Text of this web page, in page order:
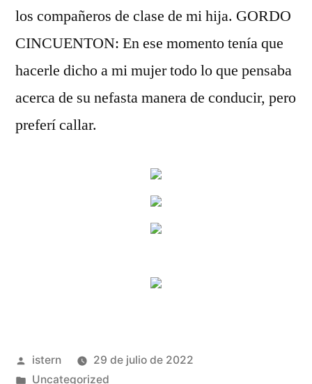
los compañeros de clase de mi hija. GORDO
CINCUENTON: En ese momento tenía que
hacerle dicho a mi mujer todo lo que pensaba
acerca de su nefasta manera de conducir, pero
preferí callar.
Publicado
por
istern
29 de julio de 2022
Publicado
Uncategorized